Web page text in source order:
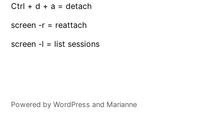
Ctrl + d + a = detach
screen -r = reattach
screen -l = list sessions
Powered byWordPress and Marianne